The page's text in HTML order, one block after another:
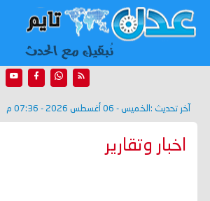
آخر تحديث : الخميس - 06 أغسطس 2026 - 07:36 م
اخبار وتقارير